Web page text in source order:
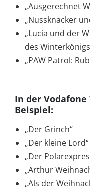
„Ausgerechnet
„Nussknacker
„Lucia und der
des
„PAW Patrol:
In der
Beispiel:
„Der Grinch“
„Der kleine Lord“
„Der
„Arthur
„Als der